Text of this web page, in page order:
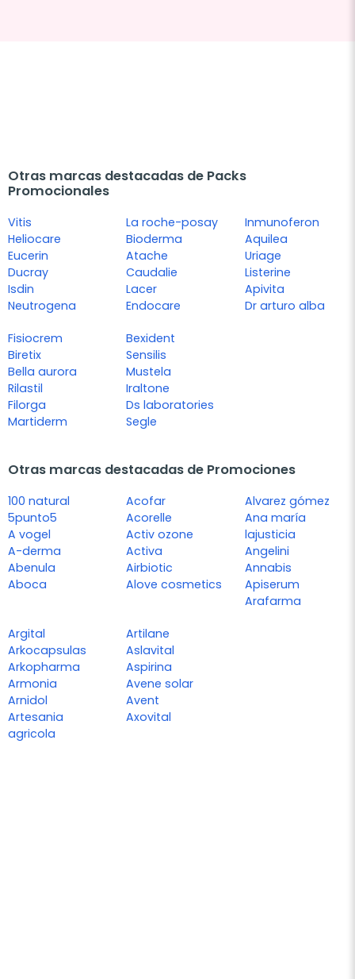
Otras marcas destacadas de Packs
Promocionales
Vitis
Heliocare
Eucerin
Ducray
Isdin
Neutrogena
La roche-posay
Bioderma
Atache
Caudalie
Lacer
Endocare
Inmunoferon
Aquilea
Uriage
Listerine
Apivita
Dr arturo alba
Fisiocrem
Biretix
Bella aurora
Rilastil
Filorga
Martiderm
Bexident
Sensilis
Mustela
Iraltone
Ds laboratories
Segle
Otras marcas destacadas de Promociones
100 natural
5punto5
A vogel
A-derma
Abenula
Aboca
Acofar
Acorelle
Activ ozone
Activa
Airbiotic
Alove cosmetics
Alvarez gómez
Ana maría
lajusticia
Angelini
Annabis
Apiserum
Arafarma
Argital
Arkocapsulas
Arkopharma
Armonia
Arnidol
Artesania
agricola
Artilane
Aslavital
Aspirina
Avene solar
Avent
Axovital